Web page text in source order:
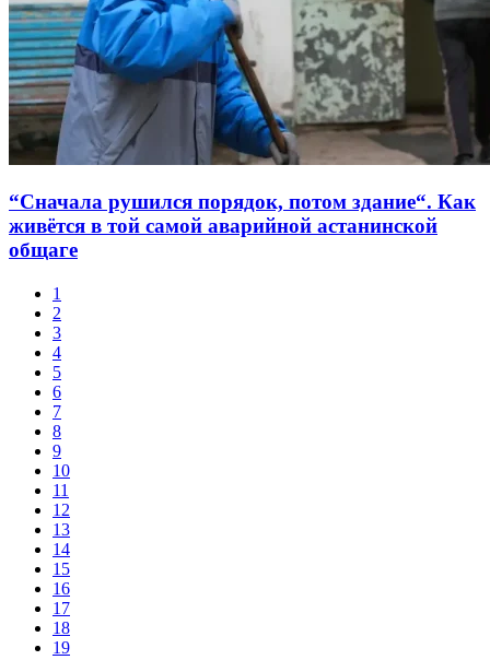
“Сначала рушился порядок, потом здание“. Как
живётся в той самой аварийной астанинской
общаге
1
2
3
4
5
6
7
8
9
10
11
12
13
14
15
16
17
18
19